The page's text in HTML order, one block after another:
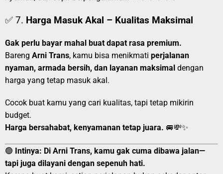
✅ 7. Harga Masuk Akal – Kualitas Maksimal
Gak perlu bayar mahal buat dapat rasa premium.
Bareng Arni Trans, kamu bisa menikmati perjalanan
nyaman, armada bersih, dan layanan maksimal dengan
harga yang tetap masuk akal.
Cocok buat kamu yang cari kualitas, tapi tetap mikirin
budget.
Harga bersahabat, kenyamanan tetap juara. 🚐💸✨
🟢 Intinya: Di Arni Trans, kamu gak cuma dibawa jalan—
tapi juga dilayani dengan sepenuh hati.